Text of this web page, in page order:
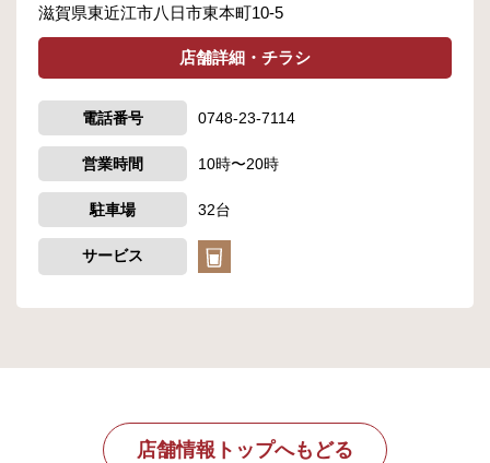
滋賀県東近江市八日市東本町10-5
店舗詳細・チラシ
電話番号 0748-23-7114
営業時間 10時〜20時
駐車場 32台
サービス
店舗情報トップへもどる